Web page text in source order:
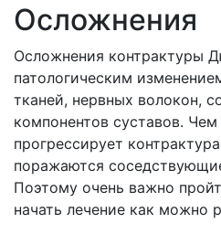
Осложнения
Осложнения контрактуры
патологическим
тканей, нервных волокон,
компонентов суставов. Чем
прогрессирует
поражаются
Поэтому очень важно
начать лечение как можно